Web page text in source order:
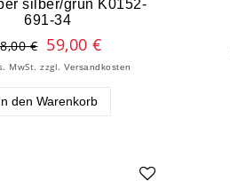
silber/grün K0152-
691-34
€ 59,00 €
MwSt. zzgl.Versandkosten
den Warenkorb